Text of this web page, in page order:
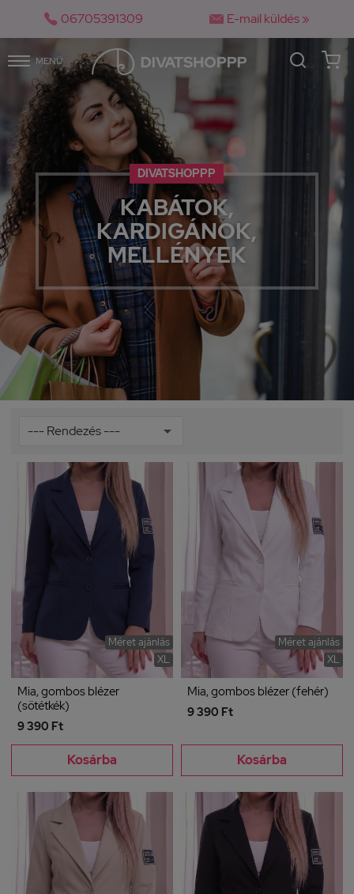
 06705391309  E-mail küldés »
MENÜ
DIVATSHOPPP
KABÁTOK,
KARDIGÁNOK,
MELLÉNYEK
Méret ajánlás
XL
Mia, gombos blézer
(sötétkék)
9 390 Ft
Kosárba
Méret ajánlás
XL
Mia, gombos blézer (fehér)
9 390 Ft
Kosárba